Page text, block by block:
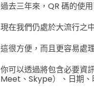
過去三年來，QR 碼的使
現在我們仍處於大流行之
這很方便，而且更容易處
你可以透過將包含必要資
Meet、Skype）、日期、